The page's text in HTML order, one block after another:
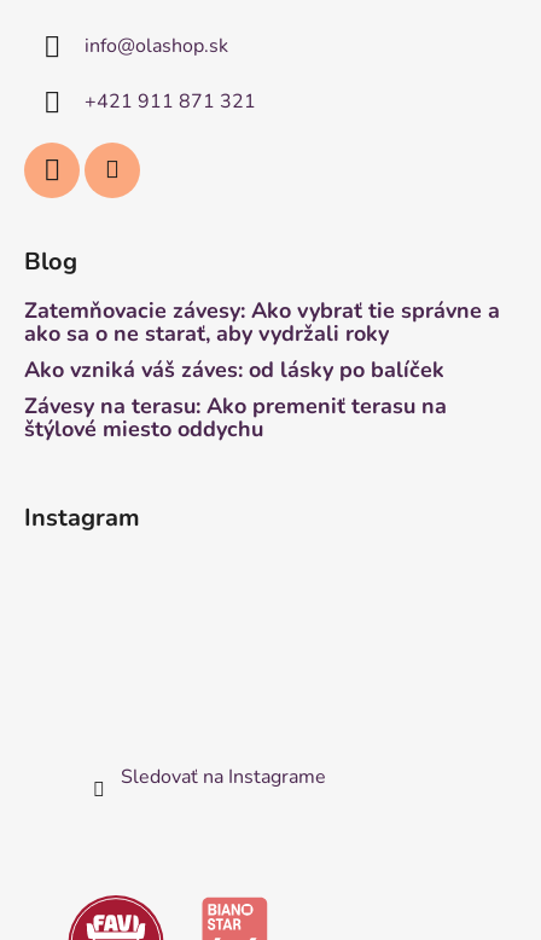
info@olashop.sk
+421 911 871 321
Blog
Zatemňovacie závesy: Ako vybrať tie správne a
ako sa o ne starať, aby vydržali roky
Ako vzniká váš záves: od lásky po balíček
Závesy na terasu: Ako premeniť terasu na
štýlové miesto oddychu
Instagram
Sledovať na Instagrame